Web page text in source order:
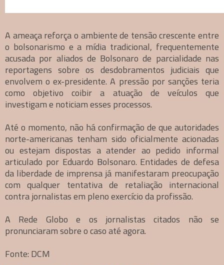
A ameaça reforça o ambiente de tensão crescente entre
o bolsonarismo e a mídia tradicional, frequentemente
acusada por aliados de Bolsonaro de parcialidade nas
reportagens sobre os desdobramentos judiciais que
envolvem o ex-presidente. A pressão por sanções teria
como objetivo coibir a atuação de veículos que
investigam e noticiam esses processos.
Até o momento, não há confirmação de que autoridades
norte-americanas tenham sido oficialmente acionadas
ou estejam dispostas a atender ao pedido informal
articulado por Eduardo Bolsonaro. Entidades de defesa
da liberdade de imprensa já manifestaram preocupação
com qualquer tentativa de retaliação internacional
contra jornalistas em pleno exercício da profissão.
A Rede Globo e os jornalistas citados não se
pronunciaram sobre o caso até agora.
Fonte: DCM